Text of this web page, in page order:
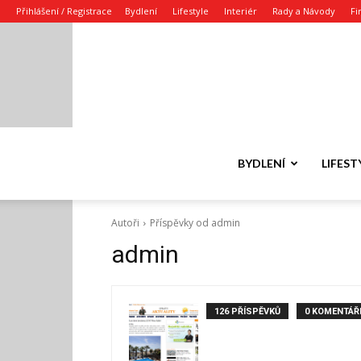
Přihlášení / Registrace Bydlení Lifestyle Interiér Rady a Návody
BYDLENÍ
Autoři Příspěvky od admin
admin
126 PŘÍSPĚVKŮ 0